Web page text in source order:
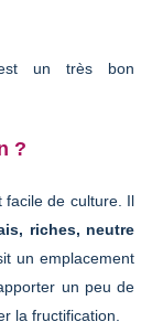
un très bon
?
facile de culture. Il
riches, neutre
un emplacement
un peu de
la fructification.